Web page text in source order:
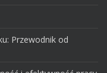
Przewodnik od